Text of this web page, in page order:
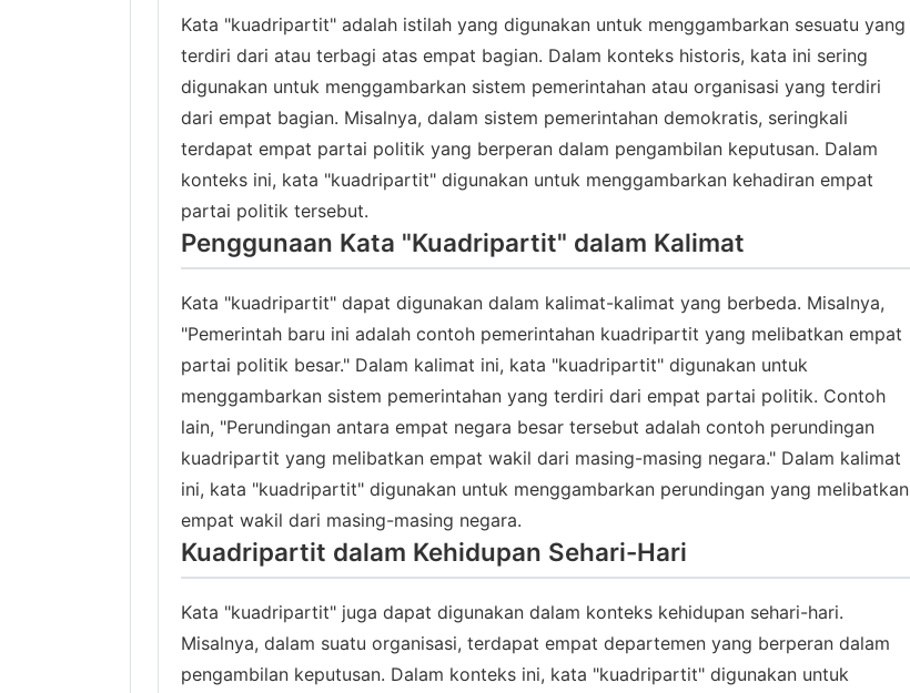
Kata "kuadripartit" adalah istilah yang digunakan untuk menggambarkan sesuatu yang
terdiri dari atau terbagi atas empat bagian. Dalam konteks historis, kata ini sering
digunakan untuk menggambarkan sistem pemerintahan atau organisasi yang terdiri
dari empat bagian. Misalnya, dalam sistem pemerintahan demokratis, seringkali
terdapat empat partai politik yang berperan dalam pengambilan keputusan. Dalam
konteks ini, kata "kuadripartit" digunakan untuk menggambarkan kehadiran empat
partai politik tersebut.
Penggunaan Kata "Kuadripartit" dalam Kalimat
Kata "kuadripartit" dapat digunakan dalam kalimat-kalimat yang berbeda. Misalnya,
"Pemerintah baru ini adalah contoh pemerintahan kuadripartit yang melibatkan empat
partai politik besar." Dalam kalimat ini, kata "kuadripartit" digunakan untuk
menggambarkan sistem pemerintahan yang terdiri dari empat partai politik. Contoh
lain, "Perundingan antara empat negara besar tersebut adalah contoh perundingan
kuadripartit yang melibatkan empat wakil dari masing-masing negara." Dalam kalimat
ini, kata "kuadripartit" digunakan untuk menggambarkan perundingan yang melibatkan
empat wakil dari masing-masing negara.
Kuadripartit dalam Kehidupan Sehari-Hari
Kata "kuadripartit" juga dapat digunakan dalam konteks kehidupan sehari-hari.
Misalnya, dalam suatu organisasi, terdapat empat departemen yang berperan dalam
pengambilan keputusan. Dalam konteks ini, kata "kuadripartit" digunakan untuk